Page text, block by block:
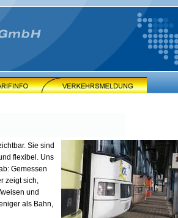
Sie sind
flexibel. Uns
Gemessen
zeigt sich,
und
als Bahn,